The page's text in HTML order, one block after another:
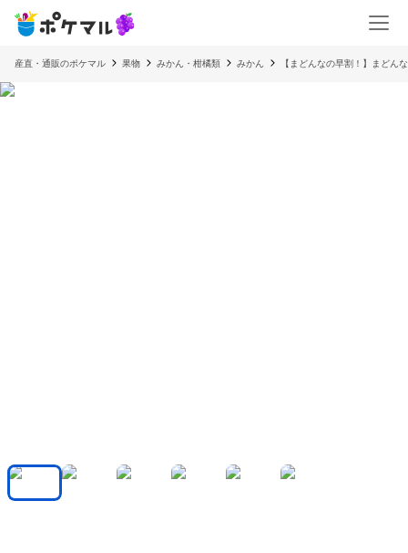
産直・通販のポケマル 果物 みかん・柑橘類 みかん 【まどんなの早割！】まどん